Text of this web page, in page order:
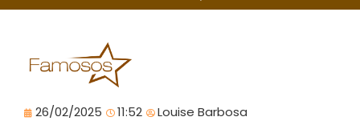
26/02/2025 11:52 Louise Barbosa